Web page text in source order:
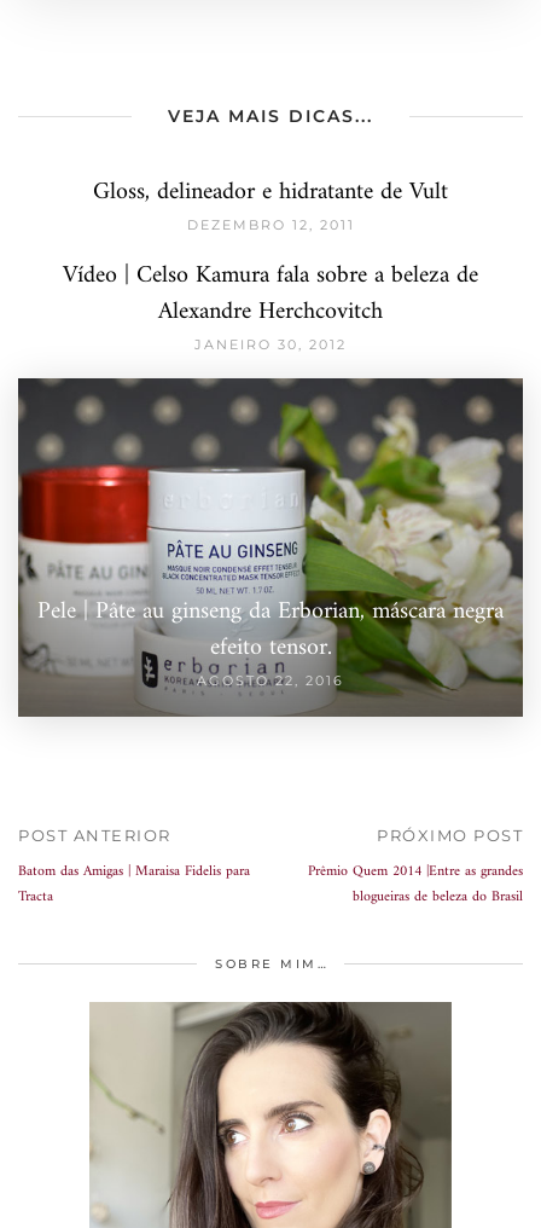
VEJA MAIS DICAS...
Gloss, delineador e hidratante de Vult
DEZEMBRO 12, 2011
Vídeo | Celso Kamura fala sobre a beleza de
Alexandre Herchcovitch
JANEIRO 30, 2012
Pele | Pâte au ginseng da Erborian, máscara negra
efeito tensor.
AGOSTO 22, 2016
POST ANTERIOR
Batom das Amigas | Maraisa Fidelis para
Tracta
PRÓXIMO POST
Prêmio Quem 2014 |Entre as grandes
blogueiras de beleza do Brasil
SOBRE MIM…